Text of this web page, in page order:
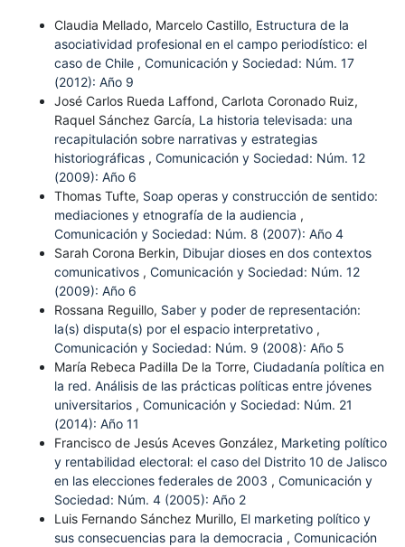
Claudia Mellado, Marcelo Castillo, Estructura de la
asociatividad profesional en el campo periodístico: el
caso de Chile , Comunicación y Sociedad: Núm. 17
(2012): Año 9
José Carlos Rueda Laffond, Carlota Coronado Ruiz,
Raquel Sánchez García, La historia televisada: una
recapitulación sobre narrativas y estrategias
historiográficas , Comunicación y Sociedad: Núm. 12
(2009): Año 6
Thomas Tufte, Soap operas y construcción de sentido:
mediaciones y etnografía de la audiencia ,
Comunicación y Sociedad: Núm. 8 (2007): Año 4
Sarah Corona Berkin, Dibujar dioses en dos contextos
comunicativos , Comunicación y Sociedad: Núm. 12
(2009): Año 6
Rossana Reguillo, Saber y poder de representación:
la(s) disputa(s) por el espacio interpretativo ,
Comunicación y Sociedad: Núm. 9 (2008): Año 5
María Rebeca Padilla De la Torre, Ciudadanía política en
la red. Análisis de las prácticas políticas entre jóvenes
universitarios , Comunicación y Sociedad: Núm. 21
(2014): Año 11
Francisco de Jesús Aceves González, Marketing político
y rentabilidad electoral: el caso del Distrito 10 de Jalisco
en las elecciones federales de 2003 , Comunicación y
Sociedad: Núm. 4 (2005): Año 2
Luis Fernando Sánchez Murillo, El marketing político y
sus consecuencias para la democracia , Comunicación